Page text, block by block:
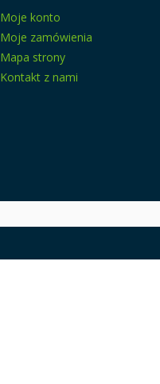
Moje konto
Moje zamówienia
Mapa strony
Kontakt z nami